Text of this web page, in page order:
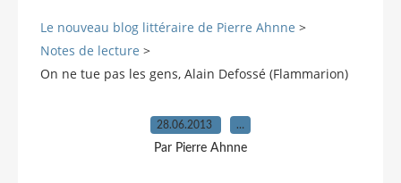
Le nouveau blog littéraire de Pierre Ahnne >
Notes de lecture >
On ne tue pas les gens, Alain Defossé (Flammarion)
28.06.2013 …
Par Pierre Ahnne